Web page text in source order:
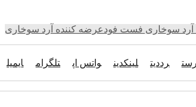
سوخاری فست فودعرضه کننده آرد سوخاری
رددیت لینکدین واتس اپ تلگرام ایمیل